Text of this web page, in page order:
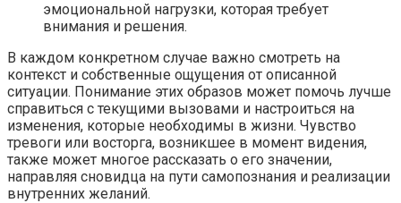
эмоциональной нагрузки, которая требует
внимания и решения.
В каждом конкретном случае важно смотреть на
контекст и собственные ощущения от описанной
ситуации. Понимание этих образов может помочь лучше
справиться с текущими вызовами и настроиться на
изменения, которые необходимы в жизни. Чувство
тревоги или восторга, возникшее в момент видения,
также может многое рассказать о его значении,
направляя сновидца на пути самопознания и реализации
внутренних желаний.